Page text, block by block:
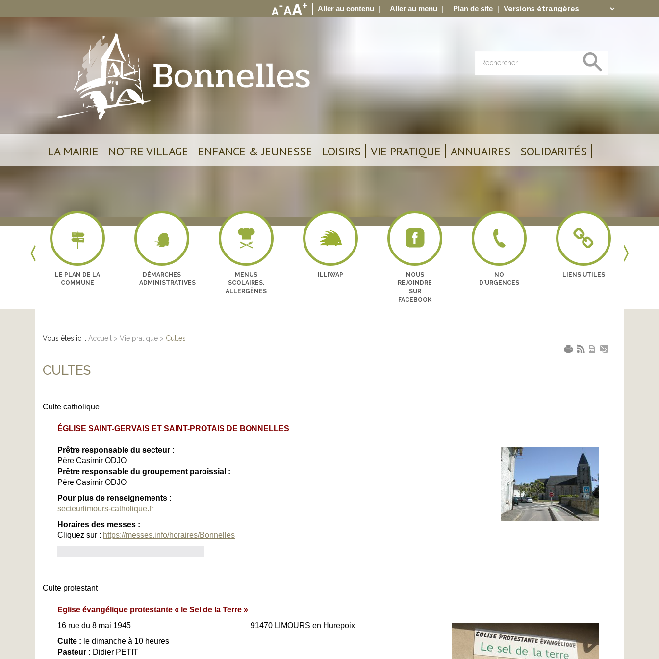
Aller au contenu Aller au menu Plan de site
LA MAIRIE NOTRE VILLAGE ENFANCE & JEUNESSE LOISIRS VIE PRATIQUE ANNUAIRES SOLIDARITÉS
Previous
LE PLAN DE LA
COMMUNE
DÉMARCHES
ADMINISTRATIVES
MENUS
SCOLAIRES.
ALLERGÈNES
ILLIWAP
NOUS
REJOINDRE
SUR
FACEBOOK
NO
D'URGENCES
LIENS UTILES
Next
Vous êtes ici : Accueil > Vie pratique > Cultes
CULTES
Culte catholique
ÉGLISE SAINT-GERVAIS ET SAINT-PROTAIS DE BONNELLES
Prêtre responsable du secteur :
Père Casimir ODJO
Prêtre responsable du groupement paroissial :
Père Casimir ODJO
Pour plus de renseignements :
secteurlimours-catholique.fr
Horaires des messes :
Cliquez sur : https://messes.info/horaires/Bonnelles
Culte protestant
Eglise évangélique protestante « le Sel de la Terre »
16 rue du 8 mai 1945
91470 LIMOURS en Hurepoix
Culte : le dimanche à 10 heures
Pasteur : Didier PETIT